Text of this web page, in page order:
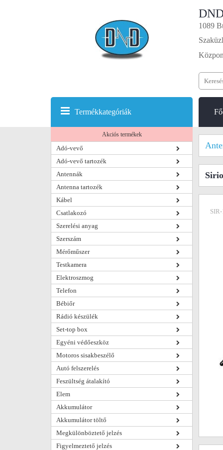
1089
Termékkategóriák
Akciós termékek
Adó-vevő
Adó-vevő tartozék
Antennák
Antenna tartozék
Kábel
Csatlakozó
Szerelési anyag
Szerszám
Mérőműszer
Testkamera
Elektroszmog
Telefon
Bébiőr
Rádió készülék
Set-top box
Egyéni védőeszköz
Motoros sisakbeszélő
Autó felszerelés
Feszültség átalakító
Elem
Akkumulátor
Akkumulátor töltő
Megkülönböztető jelzés
Figyelmeztető jelzés